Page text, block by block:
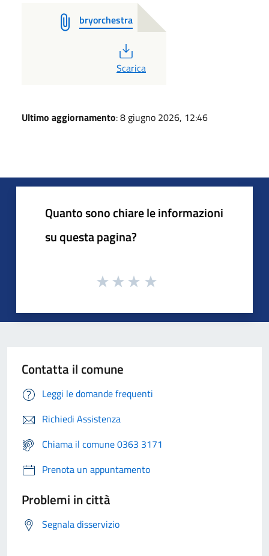
bryorchestra
PDF
Scarica
Ultimo aggiornamento: 8 giugno 2026, 12:46
Quanto sono chiare le informazioni
su questa pagina?
Contatta il comune
Leggi le domande frequenti
Richiedi Assistenza
Chiama il comune 0363 3171
Prenota un appuntamento
Problemi in città
Segnala disservizio